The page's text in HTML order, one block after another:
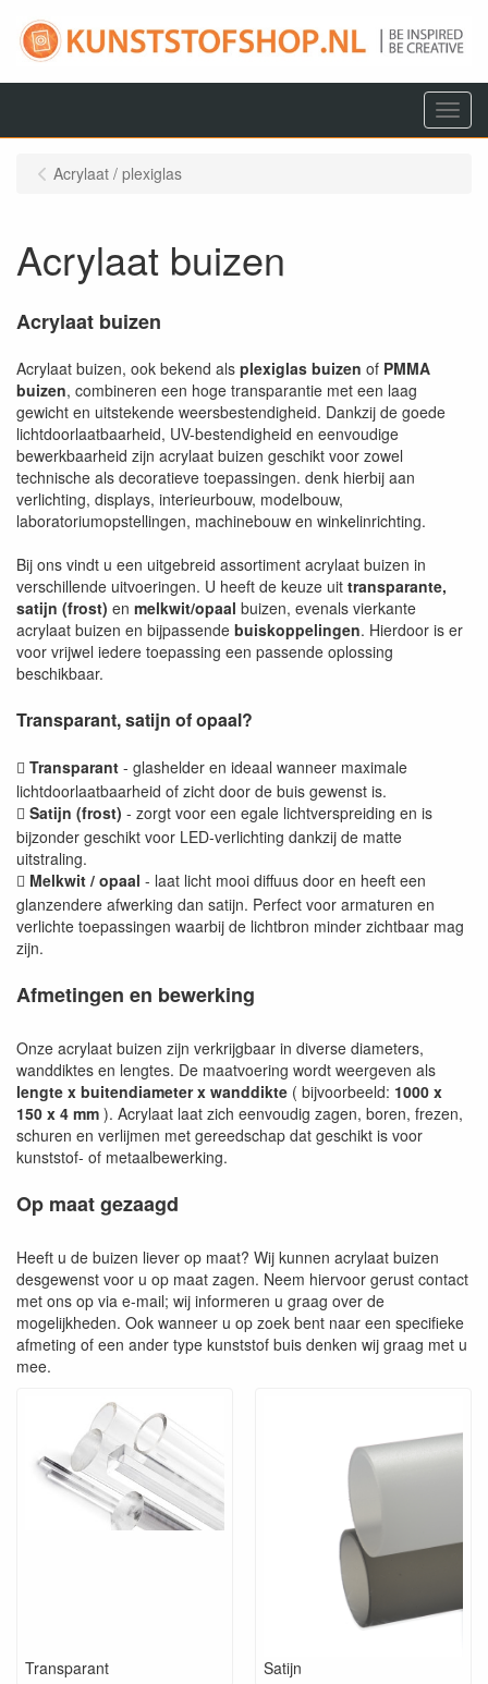
Menu
Acrylaat / plexiglas
Acrylaat buizen
Acrylaat buizen
Acrylaat buizen, ook bekend als plexiglas buizen of PMMA
buizen, combineren een hoge transparantie met een laag
gewicht en uitstekende weersbestendigheid. Dankzij de goede
lichtdoorlaatbaarheid, UV-bestendigheid en eenvoudige
bewerkbaarheid zijn acrylaat buizen geschikt voor zowel
technische als decoratieve toepassingen. denk hierbij aan
verlichting, displays, interieurbouw, modelbouw,
laboratoriumopstellingen, machinebouw en winkelinrichting.
Bij ons vindt u een uitgebreid assortiment acrylaat buizen in
verschillende uitvoeringen. U heeft de keuze uit transparante,
satijn (frost) en melkwit/opaal buizen, evenals vierkante
acrylaat buizen en bijpassende buiskoppelingen. Hierdoor is er
voor vrijwel iedere toepassing een passende oplossing
beschikbaar.
Transparant, satijn of opaal?
 Transparant - glashelder en ideaal wanneer maximale
lichtdoorlaatbaarheid of zicht door de buis gewenst is.
 Satijn (frost) - zorgt voor een egale lichtverspreiding en is
bijzonder geschikt voor LED-verlichting dankzij de matte
uitstraling.
 Melkwit / opaal - laat licht mooi diffuus door en heeft een
glanzendere afwerking dan satijn. Perfect voor armaturen en
verlichte toepassingen waarbij de lichtbron minder zichtbaar mag
zijn.
Afmetingen en bewerking
Onze acrylaat buizen zijn verkrijgbaar in diverse diameters,
wanddiktes en lengtes. De maatvoering wordt weergeven als
lengte x buitendiameter x wanddikte ( bijvoorbeeld: 1000 x
150 x 4 mm ). Acrylaat laat zich eenvoudig zagen, boren, frezen,
schuren en verlijmen met gereedschap dat geschikt is voor
kunststof- of metaalbewerking.
Op maat gezaagd
Heeft u de buizen liever op maat? Wij kunnen acrylaat buizen
desgewenst voor u op maat zagen. Neem hiervoor gerust contact
met ons op via e-mail; wij informeren u graag over de
mogelijkheden. Ook wanneer u op zoek bent naar een specifieke
afmeting of een ander type kunststof buis denken wij graag met u
mee.
Transparant Satijn